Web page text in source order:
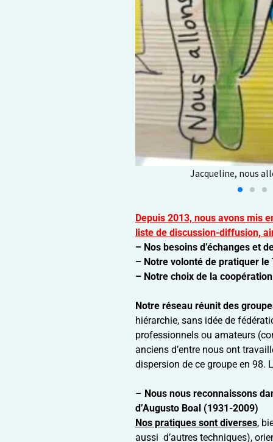
Depuis 2013, nous avons mis
liste de discussion-diffusion,
– Nos besoins d’échanges et
– Notre volonté de pratiquer
– Notre choix de la
Notre réseau réunit des
hiérarchie, sans idée de
professionnels ou amateurs
anciens d’entre nous ont
dispersion de ce groupe en 98.
– Nous nous reconnaissons
d’Augusto Boal (1931-2009)
Nos pratiques sont diverses,
aussi d’autres techniques),